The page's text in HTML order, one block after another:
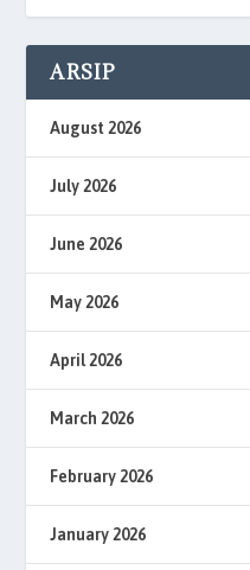
ARSIP
August 2026
July 2026
June 2026
May 2026
April 2026
March 2026
February 2026
January 2026